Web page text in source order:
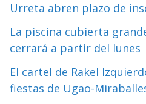
Urreta abren plazo de
La piscina cubierta
cerrará a partir del lunes
El cartel de Rakel
fiestas de Ugao-